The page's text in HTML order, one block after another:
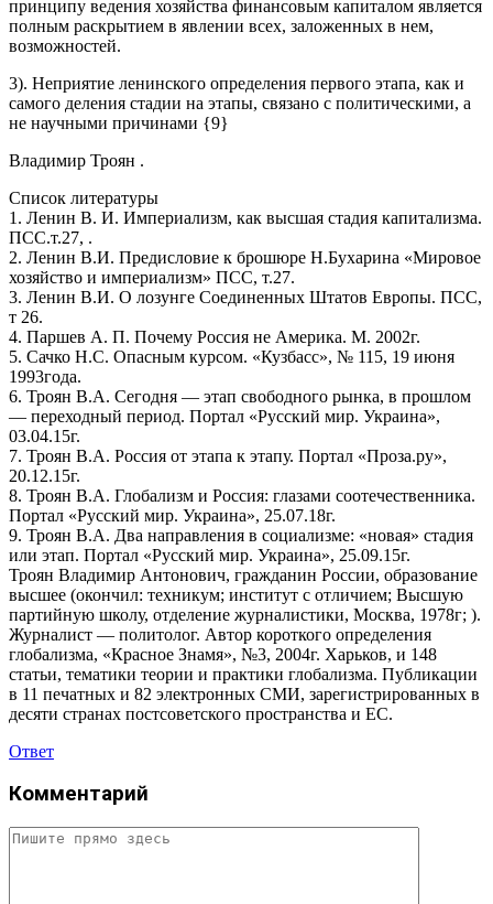
принципу ведения хозяйства финансовым капиталом является
полным раскрытием в явлении всех, заложенных в нем,
возможностей.
3). Неприятие ленинского определения первого этапа, как и
самого деления стадии на этапы, связано с политическими, а
не научными причинами {9}
Владимир Троян .
Список литературы
1. Ленин В. И. Империализм, как высшая стадия капитализма.
ПСС.т.27, .
2. Ленин В.И. Предисловие к брошюре Н.Бухарина «Мировое
хозяйство и империализм» ПСС, т.27.
3. Ленин В.И. О лозунге Соединенных Штатов Европы. ПСС,
т 26.
4. Паршев А. П. Почему Россия не Америка. М. 2002г.
5. Сачко Н.С. Опасным курсом. «Кузбасс», № 115, 19 июня
1993года.
6. Троян В.А. Сегодня — этап свободного рынка, в прошлом
— переходный период. Портал «Русский мир. Украина»,
03.04.15г.
7. Троян В.А. Россия от этапа к этапу. Портал «Проза.ру»,
20.12.15г.
8. Троян В.А. Глобализм и Россия: глазами соотечественника.
Портал «Русский мир. Украина», 25.07.18г.
9. Троян В.А. Два направления в социализме: «новая» стадия
или этап. Портал «Русский мир. Украина», 25.09.15г.
Троян Владимир Антонович, гражданин России, образование
высшее (окончил: техникум; институт с отличием; Высшую
партийную школу, отделение журналистики, Москва, 1978г; ).
Журналист — политолог. Автор короткого определения
глобализма, «Красное Знамя», №3, 2004г. Харьков, и 148
статьи, тематики теории и практики глобализма. Публикации
в 11 печатных и 82 электронных СМИ, зарегистрированных в
десяти странах постсоветского пространства и ЕС.
Ответ
Комментарий